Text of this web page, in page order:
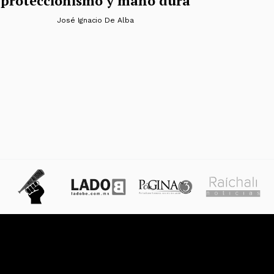
José Ignacio De Alba